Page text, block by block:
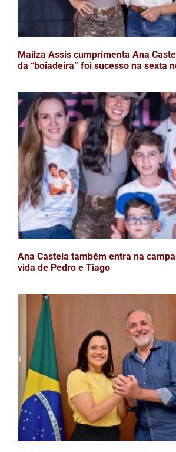
Mailza Assis cumprimenta Ana
da “boiadeira” foi sucesso na sexta
Ana Castela também entra na
vida de Pedro e Tiago